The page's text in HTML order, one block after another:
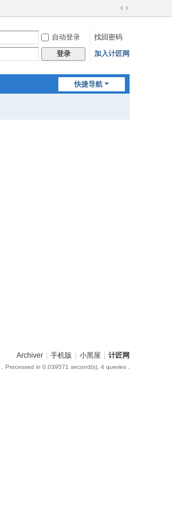
切
到
宽
自动登录
找回密码
登录 加入计匠网
快捷导航
Archiver 手机版 小黑屋 计匠网
, Processed in 0.039571 second(s), 4 queries .